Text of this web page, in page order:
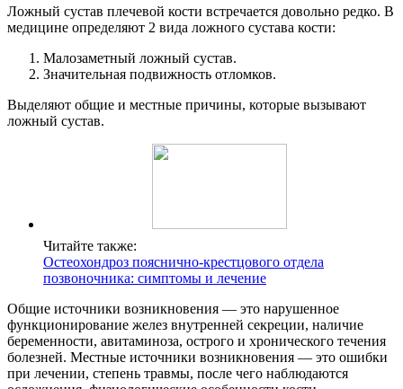
Ложный сустав плечевой кости встречается довольно редко. В
медицине определяют 2 вида ложного сустава кости:
Малозаметный ложный сустав.
Значительная подвижность отломков.
Выделяют общие и местные причины, которые вызывают
ложный сустав.
Читайте также:
Остеохондроз пояснично-крестцового отдела
позвоночника: симптомы и лечение
Общие источники возникновения — это нарушенное
функционирование желез внутренней секреции, наличие
беременности, авитаминоза, острого и хронического течения
болезней. Местные источники возникновения — это ошибки
при лечении, степень травмы, после чего наблюдаются